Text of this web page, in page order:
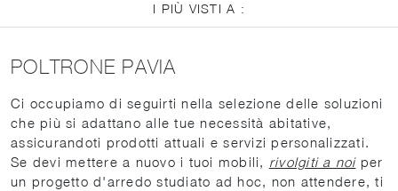
I PIÙ VISTI A :
POLTRONE PAVIA
Ci occupiamo di seguirti nella selezione delle soluzioni
che più si adattano alle tue necessità abitative,
assicurandoti prodotti attuali e servizi personalizzati.
Se devi mettere a nuovo i tuoi mobili, rivolgiti a noiper
un progetto d'arredo studiato ad hoc, non attendere, ti